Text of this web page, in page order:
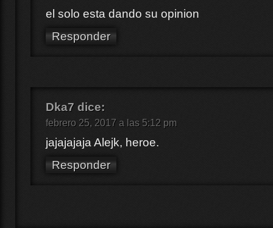
el solo esta dando su opinion
Responder
Dka7 dice:
febrero 25, 2017 a las 5:12 pm
jajajajaja Alejk, heroe.
Responder